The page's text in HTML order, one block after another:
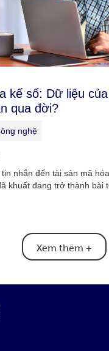
kế số: Dữ liệu
qua đời?
nghệ
nhắn đến tài sản mã
khuất đang trở thành bài
Xem thêm+